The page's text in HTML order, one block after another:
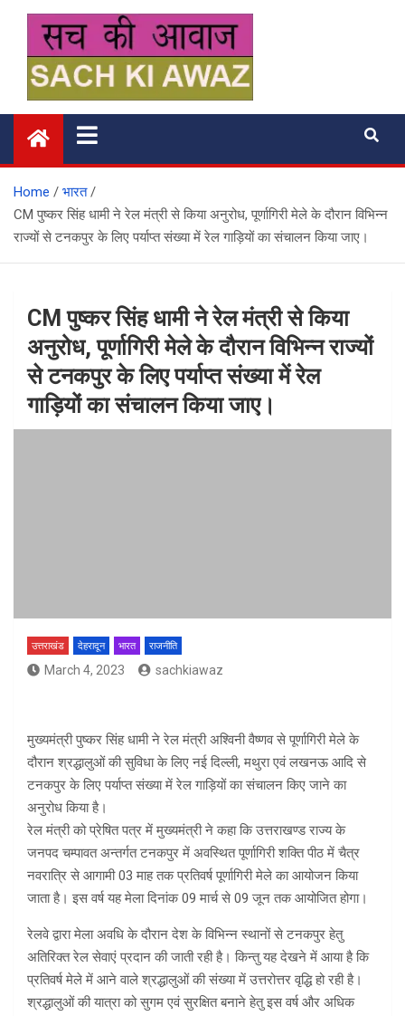
content
सच की आवाज
Home
भारत
CM पुष्कर सिंह धामी ने रेल मंत्री से किया अनुरोध, पूर्णागिरी मेले के दौरान विभिन्न
राज्यों से टनकपुर के लिए पर्याप्त संख्या में रेल गाड़ियों का संचालन किया जाए।
CM पुष्कर सिंह धामी ने रेल मंत्री से किया
अनुरोध, पूर्णागिरी मेले के दौरान विभिन्न राज्यों
से टनकपुर के लिए पर्याप्त संख्या में रेल
गाड़ियों का संचालन किया जाए।
उत्तराखंड देहरादून भारत राजनीति
March 4, 2023 sachkiawaz
मुख्यमंत्री पुष्कर सिंह धामी ने रेल मंत्री अश्विनी वैष्णव से पूर्णागिरी मेले के
दौरान श्रद्धालुओं की सुविधा के लिए नई दिल्ली, मथुरा एवं लखनऊ आदि से
टनकपुर के लिए पर्याप्त संख्या में रेल गाड़ियों का संचालन किए जाने का
अनुरोध किया है।
रेल मंत्री को प्रेषित पत्र में मुख्यमंत्री ने कहा कि उत्तराखण्ड राज्य के
जनपद चम्पावत अन्तर्गत टनकपुर में अवस्थित पूर्णागिरी शक्ति पीठ में चैत्र
नवरात्रि से आगामी 03 माह तक प्रतिवर्ष पूर्णागिरी मेले का आयोजन किया
जाता है। इस वर्ष यह मेला दिनांक 09 मार्च से 09 जून तक आयोजित होगा।
रेलवे द्वारा मेला अवधि के दौरान देश के विभिन्न स्थानों से टनकपुर हेतु
अतिरिक्त रेल सेवाएं प्रदान की जाती रही है। किन्तु यह देखने में आया है कि
प्रतिवर्ष मेले में आने वाले श्रद्धालुओं की संख्या में उत्तरोत्तर वृद्धि हो रही है।
श्रद्धालुओं की यात्रा को सुगम एवं सुरक्षित बनाने हेतु इस वर्ष और अधिक